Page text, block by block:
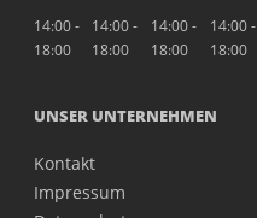
14:00 -
18:00
14:00 -
18:00
14:00 -
18:00
14:00 -
18:00
UNSER UNTERNEHMEN
Kontakt
Impressum